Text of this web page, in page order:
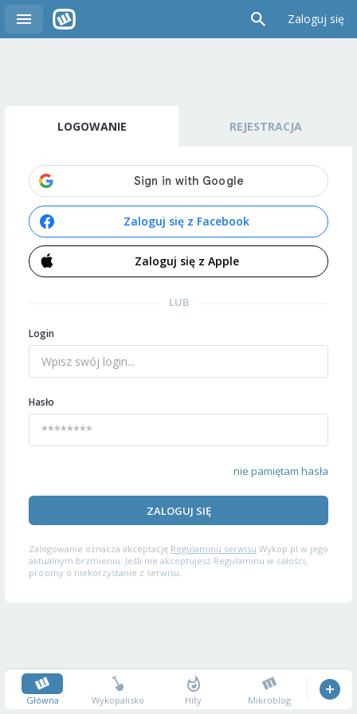
Zaloguj się
LOGOWANIE REJESTRACJA
Zaloguj się z Facebook
Zaloguj się z Apple
LUB
Login
Hasło
nie pamiętam hasła
ZALOGUJ SIĘ
Zalogowanie oznacza akceptację Regulaminu serwisu Wykop.pl w jego
aktualnym brzmieniu. Jeśli nie akceptujesz Regulaminu w całości,
prosimy o niekorzystanie z serwisu.
Główna Wykopalisko Hity Mikroblog